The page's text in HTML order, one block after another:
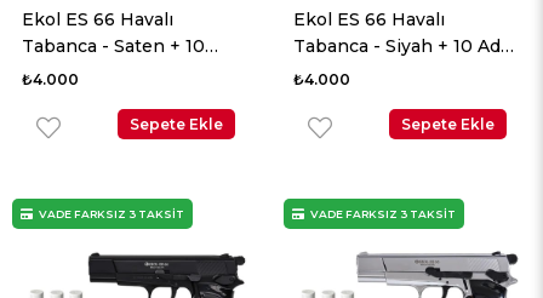
Ekol ES 66 Havalı
Tabanca - Saten + 10
Adet Co2 + 3 Adet 4.5mm
Balistik Gözlük
₺4.000
Sepete Ekle
Ekol ES 66 Havalı
Tabanca - Siyah + 10 Adet
Co2 + 3 Adet 4.5mm BB +
Gözlük
₺4.000
Sepete Ekle
VADE FARKSIZ 3 TAKSİT VADE FARKSIZ 3 TAKSİT